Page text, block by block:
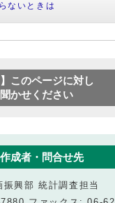
ないときは
このページに対し
かせください
成者・問合せ先
興部 統計調査担当